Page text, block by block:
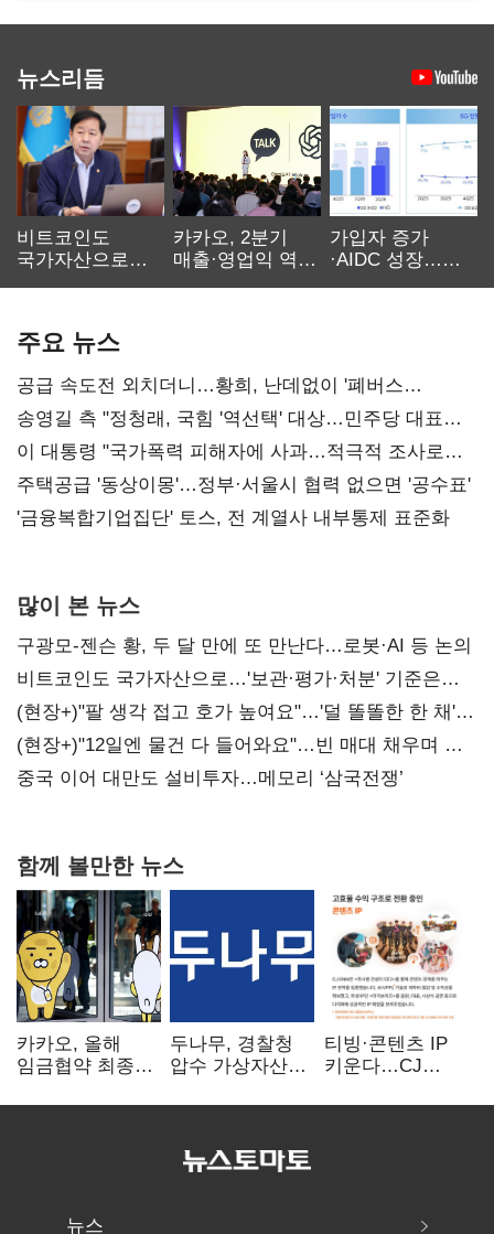
뉴스리듬
비트코인도
국가자산으로…'
카카오, 2분기
매출·영업익 역대
가입자 증가
·AIDC 성장…
주요 뉴스
공급 속도전 외치더니…황희, 난데없이 '폐버스
리모델링' 제안
송영길 측 "정청래, 국힘 '역선택' 대상…민주당 대표로
총선 지휘 못해"
이 대통령 "국가폭력 피해자에 사과…적극적 조사로
진실 밝혀야"
주택공급 '동상이몽'…정부·서울시 협력 없으면 '공수표'
'금융복합기업집단' 토스, 전 계열사 내부통제 표준화
많이 본 뉴스
구광모-젠슨 황, 두 달 만에 또 만난다…로봇·AI 등 논의
비트코인도 국가자산으로…'보관·평가·처분' 기준은
숙제
(현장+)"팔 생각 접고 호가 높여요"…'덜 똘똘한 한 채'
20억 키맞추기
(현장+)"12일엔 물건 다 들어와요"…빈 매대 채우며 문
연 홈플러스
중국 이어 대만도 설비투자…메모리 ‘삼국전쟁’
함께 볼만한 뉴스
카카오, 올해
임금협약 최종
인상·격려금
두나무, 경찰청
압수 가상자산
커스터디 사업
티빙·콘텐츠 IP
키운다…CJ
글로벌 확장 가속
뉴스